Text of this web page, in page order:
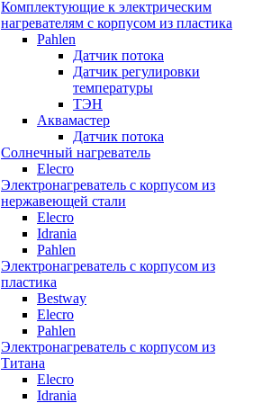
Комплектующие к электрическим
нагревателям с корпусом из пластика
Pahlen
Датчик потока
Датчик регулировки
температуры
ТЭН
Аквамастер
Датчик потока
Солнечный нагреватель
Elecro
Электронагреватель с корпусом из
нержавеющей стали
Elecro
Idrania
Pahlen
Электронагреватель с корпусом из
пластика
Bestway
Elecro
Pahlen
Электронагреватель с корпусом из
Титана
Elecro
Idrania